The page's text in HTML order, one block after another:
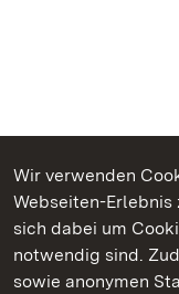
Wir verwenden
Webseiten-Erlebnis
sich dabei um
notwendig sind.
sowie anonymen
Kommen.